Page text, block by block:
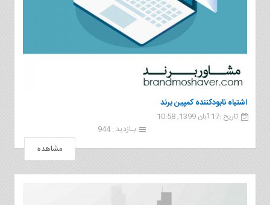
اشتباه نابودکننده کمپین برند
تاریخ :17 آبان 1399, 10:58
بـازدید : 944
مشاهده